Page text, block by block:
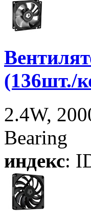
(136шт./
2.4W,
Bearing
индекс: